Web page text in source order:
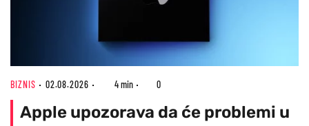
BIZNIS 02.08.2026 4 min 0
Apple upozorava da će problemi u